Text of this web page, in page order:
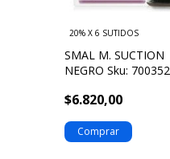
SMAL M. SUCTION
NEGRO Sku: 700352
$6.820,00
20% X 6 SUTIDOS